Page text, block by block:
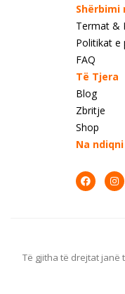
Shërbimi
Termat &
Politikat e
FAQ
Të Tjera
Blog
Zbritje
Shop
Na ndiqni
Të gjitha të drejtat janë